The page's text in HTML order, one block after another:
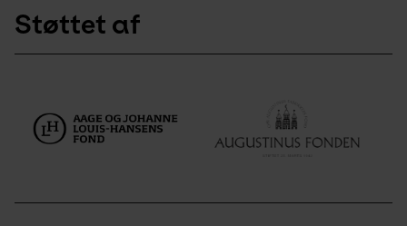
Støttet af